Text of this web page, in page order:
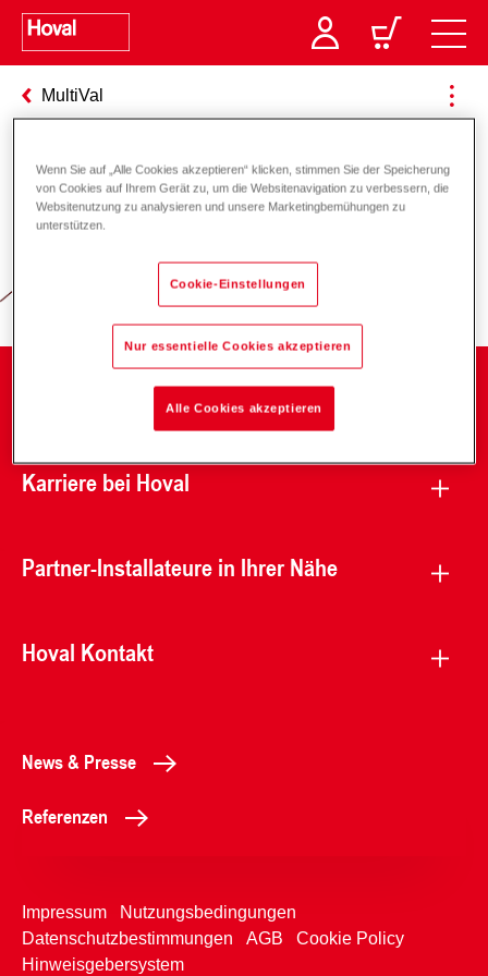
MultiVal
Verantwortung für Energie und
Karriere bei Hoval
Partner-Installateure in Ihrer Nähe
Hoval Kontakt
News & Presse
Referenzen
Impressum
Nutzungsbedingungen
Datenschutzbestimmungen
AGB
Cookie Policy
Hinweisgebersystem
Wenn Sie auf „Alle Cookies akzeptieren“ klicken, stimmen Sie der Speicherung
von Cookies auf Ihrem Gerät zu, um die Websitenavigation zu verbessern, die
Websitenutzung zu analysieren und unsere Marketingbemühungen zu
unterstützen.
Cookie-Einstellungen
Nur essentielle Cookies akzeptieren
Alle Cookies akzeptieren